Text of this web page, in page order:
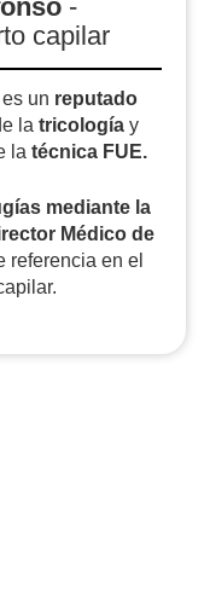
-
capilar
un reputado
la tricología y
la técnica FUE.
mediante la
Médico de
referencia en el